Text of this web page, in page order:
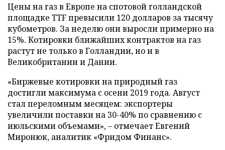
Цены на газ в Европе на спотовой голландской
площадке TTF превысили 120 долларов за тысячу
кубометров. За неделю они выросли примерно на
15%. Котировки ближайших контрактов на газ
растут не только в Голландии, но и в
Великобритании и Дании.
«Биржевые котировки на природный газ
достигли максимума с осени 2019 года. Август
стал переломным месяцем: экспортеры
увеличили поставки на 30-40% по сравнению с
июльскими объемами», – отмечает Евгений
Миронюк, аналитик «Фридом Финанс».